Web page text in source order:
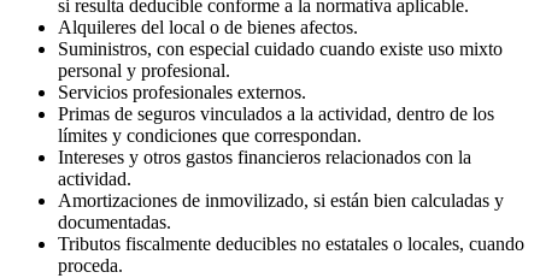
si resulta deducible conforme a la normativa aplicable.
Alquileres del local o de bienes afectos.
Suministros, con especial cuidado cuando existe uso mixto
personal y profesional.
Servicios profesionales externos.
Primas de seguros vinculados a la actividad, dentro de los
límites y condiciones que correspondan.
Intereses y otros gastos financieros relacionados con la
actividad.
Amortizaciones de inmovilizado, si están bien calculadas y
documentadas.
Tributos fiscalmente deducibles no estatales o locales, cuando
proceda.